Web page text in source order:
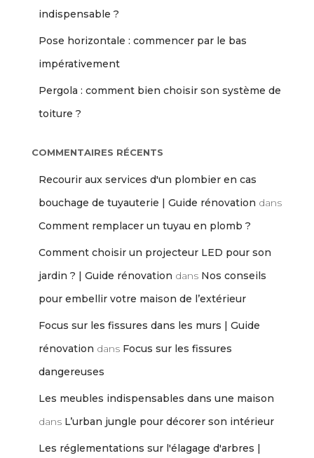
indispensable ?
Pose horizontale : commencer par le bas
impérativement
Pergola : comment bien choisir son système de
toiture ?
COMMENTAIRES RÉCENTS
Recourir aux services d'un plombier en cas
bouchage de tuyauterie | Guide rénovation dans
Comment remplacer un tuyau en plomb ?
Comment choisir un projecteur LED pour son
jardin ? | Guide rénovation dans Nos conseils
pour embellir votre maison de l’extérieur
Focus sur les fissures dans les murs | Guide
rénovation dans Focus sur les fissures
dangereuses
Les meubles indispensables dans une maison
dans L’urban jungle pour décorer son intérieur
Les réglementations sur l'élagage d'arbres |